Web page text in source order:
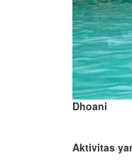
Dhoani
Aktivitas